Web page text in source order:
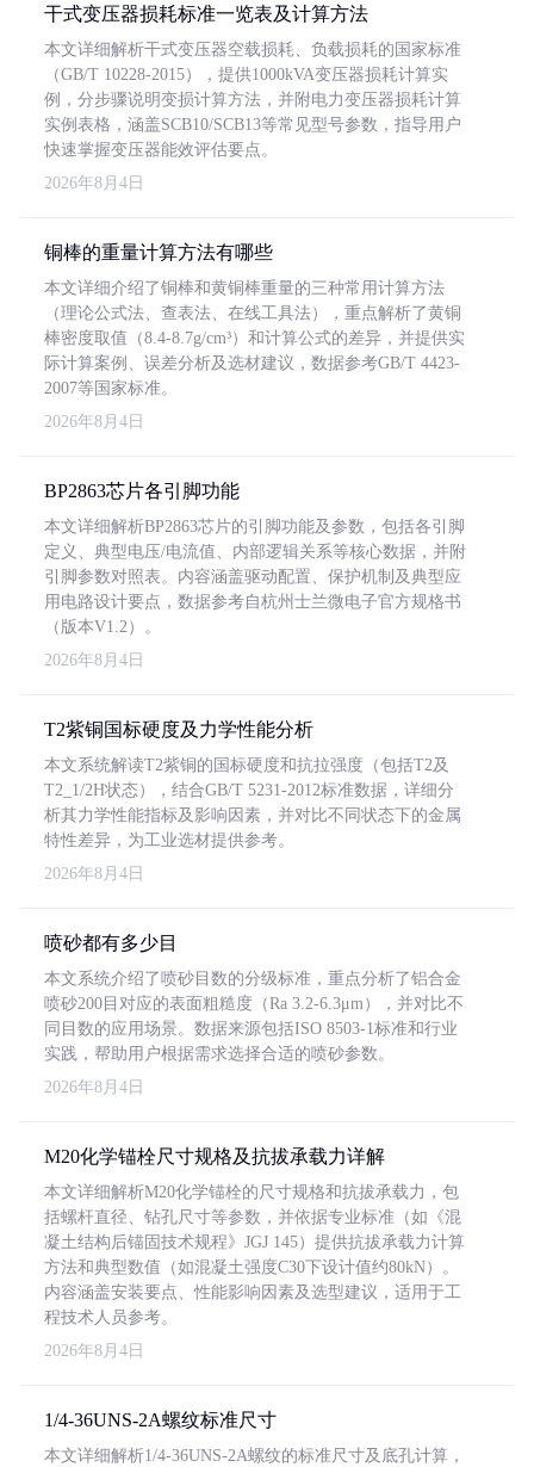
干式变压器损耗标准一览表及计算方法
本文详细解析干式变压器空载损耗、负载损耗的国家标准
（GB/T 10228-2015），提供1000kVA变压器损耗计算实
例，分步骤说明变损计算方法，并附电力变压器损耗计算
实例表格，涵盖SCB10/SCB13等常见型号参数，指导用户
快速掌握变压器能效评估要点。
2026年8月4日
铜棒的重量计算方法有哪些
本文详细介绍了铜棒和黄铜棒重量的三种常用计算方法
（理论公式法、查表法、在线工具法），重点解析了黄铜
棒密度取值（8.4-8.7g/cm³）和计算公式的差异，并提供实
际计算案例、误差分析及选材建议，数据参考GB/T 4423-
2007等国家标准。
2026年8月4日
BP2863芯片各引脚功能
本文详细解析BP2863芯片的引脚功能及参数，包括各引脚
定义、典型电压/电流值、内部逻辑关系等核心数据，并附
引脚参数对照表。内容涵盖驱动配置、保护机制及典型应
用电路设计要点，数据参考自杭州士兰微电子官方规格书
（版本V1.2）。
2026年8月4日
T2紫铜国标硬度及力学性能分析
本文系统解读T2紫铜的国标硬度和抗拉强度（包括T2及
T2_1/2H状态），结合GB/T 5231-2012标准数据，详细分
析其力学性能指标及影响因素，并对比不同状态下的金属
特性差异，为工业选材提供参考。
2026年8月4日
喷砂都有多少目
本文系统介绍了喷砂目数的分级标准，重点分析了铝合金
喷砂200目对应的表面粗糙度（Ra 3.2-6.3μm），并对比不
同目数的应用场景。数据来源包括ISO 8503-1标准和行业
实践，帮助用户根据需求选择合适的喷砂参数。
2026年8月4日
M20化学锚栓尺寸规格及抗拔承载力详解
本文详细解析M20化学锚栓的尺寸规格和抗拔承载力，包
括螺杆直径、钻孔尺寸等参数，并依据专业标准（如《混
凝土结构后锚固技术规程》JGJ 145）提供抗拔承载力计算
方法和典型数值（如混凝土强度C30下设计值约80kN）。
内容涵盖安装要点、性能影响因素及选型建议，适用于工
程技术人员参考。
2026年8月4日
1/4-36UNS-2A螺纹标准尺寸
本文详细解析1/4-36UNS-2A螺纹的标准尺寸及底孔计算，